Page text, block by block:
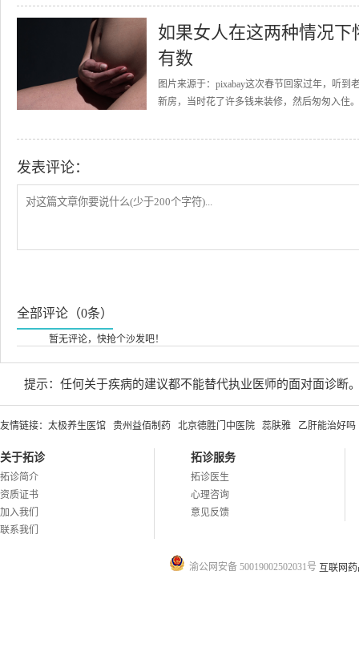
如果女人在这两种情况
有数
图片来源于：pixabay这次春节回家过年，听
新房，当时花了许多钱来装修，然后匆匆入住
发表评论：
全部评论（0条）
暂无评论，快抢个沙发吧！
提示：任何关于疾病的建议都不能替代执业医师的面对面诊断
友情链接： 太极养生医馆 贵州益佰制药 北京德胜门中医院 蕊肤雅 乙肝能治好吗
关于拓诊
拓诊简介
资质证书
加入我们
联系我们
拓诊服务
拓诊医生
心理咨询
意见反馈
渝公网安备 50019002502031号 互联网